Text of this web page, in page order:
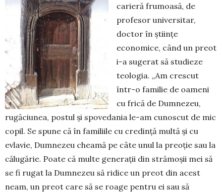
carieră frumoasă, de
profesor universitar,
doctor în științe
economice, când un preot
i-a sugerat să studieze
teologia. „Am crescut
într-o familie de oameni
cu frică de Dumnezeu,
rugăciunea, postul și spovedania le-am cunoscut de mic
copil. Se spune că în familiile cu credință multă și cu
evlavie, Dumnezeu cheamă pe câte unul la preoție sau la
călugărie. Poate că multe generații din strămoșii mei să
se fi rugat la Dumnezeu să ridice un preot din acest
neam, un preot care să se roage pentru ei sau să